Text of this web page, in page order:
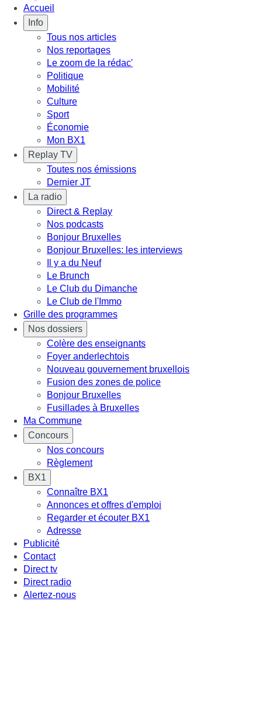
Accueil
Info
Tous nos articles
Nos reportages
Le zoom de la rédac'
Politique
Mobilité
Culture
Sport
Économie
Mon BX1
Replay TV
Toutes nos émissions
Dernier JT
La radio
Direct & Replay
Nos podcasts
Bonjour Bruxelles
Bonjour Bruxelles: les interviews
Il y a du Neuf
Le Brunch
Le Club du Dimanche
Le Club de l'Immo
Grille des programmes
Nos dossiers
Colère des enseignants
Foyer anderlechtois
Nouveau gouvernement bruxellois
Fusion des zones de police
Bonjour Bruxelles
Fusillades à Bruxelles
Ma Commune
Concours
Nos concours
Règlement
BX1
Connaître BX1
Annonces et offres d'emploi
Regarder et écouter BX1
Adresse
Publicité
Contact
Direct tv
Direct radio
Alertez-nous